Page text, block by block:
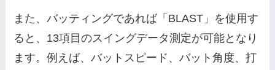
また、バッティングであれば「BLAST」を使用す
ると、13項目のスイングデータ測定が可能となり
ます。例えば、バットスピード、バット角度、打